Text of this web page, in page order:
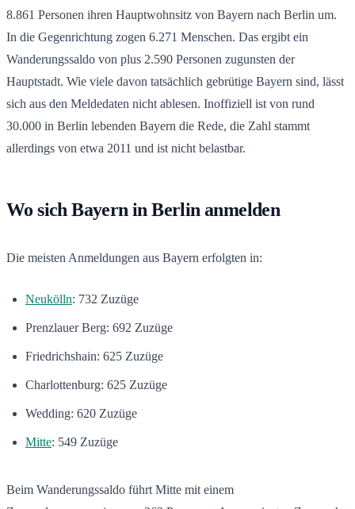
8.861 Personen ihren Hauptwohnsitz von Bayern nach Berlin um.
In die Gegenrichtung zogen 6.271 Menschen. Das ergibt ein
Wanderungssaldo von plus 2.590 Personen zugunsten der
Hauptstadt. Wie viele davon tatsächlich gebrütige Bayern sind, lässt
sich aus den Meldedaten nicht ablesen. Inoffiziell ist von rund
30.000 in Berlin lebenden Bayern die Rede, die Zahl stammt
allerdings von etwa 2011 und ist nicht belastbar.
Wo sich Bayern in Berlin anmelden
Die meisten Anmeldungen aus Bayern erfolgten in:
Neukölln: 732 Zuzüge
Prenzlauer Berg: 692 Zuzüge
Friedrichshain: 625 Zuzüge
Charlottenburg: 625 Zuzüge
Wedding: 620 Zuzüge
Mitte: 549 Zuzüge
Beim Wanderungssaldo führt Mitte mit einem